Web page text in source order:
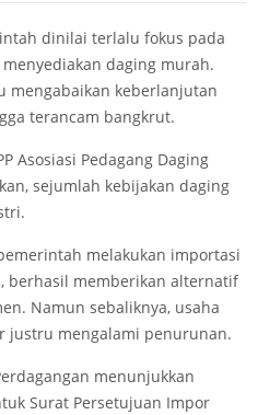
dinilai terlalu fokus pada
daging murah.
mengabaikan keberlanjutan
terancam bangkrut.
Asosiasi Pedagang Daging
sejumlah kebijakan daging
melakukan importasi
berhasil memberikan alternatif
Namun sebaliknya, usaha
justru mengalami penurunan.
menunjukkan
Surat Persetujuan Impor